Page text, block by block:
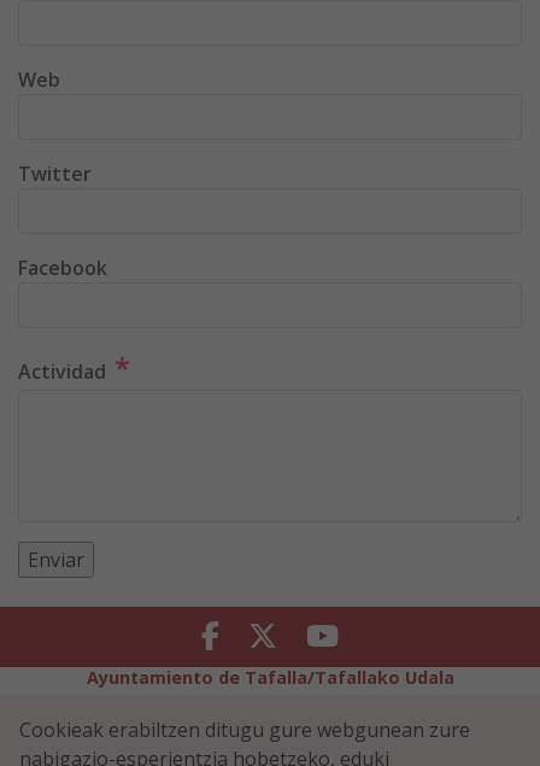
Web
Twitter
Facebook
Actividad *
Facebook Twitter Youtube
Ayuntamiento de Tafalla/Tafallako Udala
Erabilerreztasuna
Cookiei buruzko politika
Cookieak erabiltzen ditugu gure webgunean zure
nabigazio-esperientzia hobetzeko, eduki